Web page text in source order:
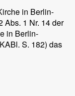
in Berlin-
Abs. 1 Nr. 14 der
in Berlin-
S. 182) das